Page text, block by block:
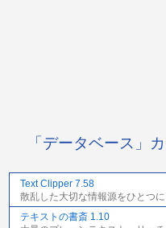
「データベース」
Text Clipper 7.58
散乱した大切な情報源をひとつ
テキストの書斎 1.10